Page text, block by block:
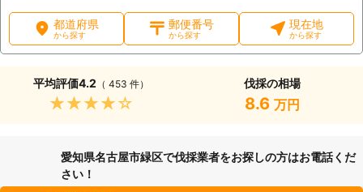
都道府県
から探す
郵便番号
から探す
現在地
から探す
平均評価4.2 （ 453 件）
★★★★★
伐採の相場
8.6 万円
愛知県名古屋市緑区で伐採業者をお探しの方はお電話くだ
さい！